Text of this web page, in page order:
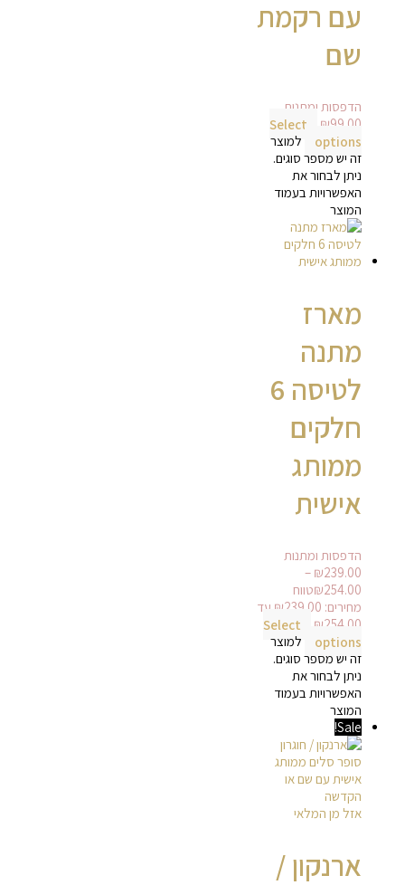
עם רקמת
שם
הדפסות ומתנות
₪99.00
Select
options
למוצר
זה יש מספר סוגים.
ניתן לבחור את
האפשרויות בעמוד
המוצר
מארז
מתנה
לטיסה 6
חלקים
ממותג
אישית
הדפסות ומתנות
₪239.00
–
₪254.00
טווח
מחירים: ⁦₪239.00⁩ עד
Select
options
למוצר
זה יש מספר סוגים.
ניתן לבחור את
האפשרויות בעמוד
המוצר
Sale!
אזל מן המלאי
ארנקון /